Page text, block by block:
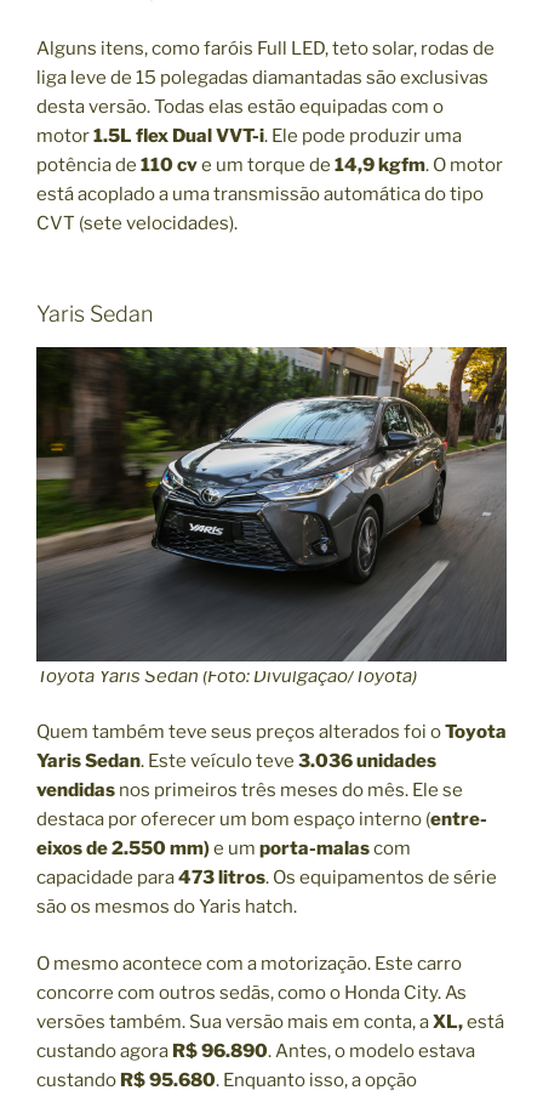
Alguns itens, como faróis Full LED, teto solar, rodas de
liga leve de 15 polegadas diamantadas são exclusivas
desta versão. Todas elas estão equipadas com o
motor1.5L flex Dual VVT-i. Ele pode produzir uma
potência de 110 cve um torque de 14,9 kgfm. O motor
está acoplado a uma transmissão automática do tipo
CVT (sete velocidades).
Yaris Sedan
Toyota Yaris Sedan (Foto: Divulgação/Toyota)
Quem também teve seus preços alterados foi oToyota
Yaris Sedan. Este veículo teve 3.036 unidades
vendidas nos primeiros três meses do mês. Ele se
destaca por oferecer um bom espaço interno (entre-
eixos de 2.550 mm)e um porta-malascom
capacidade para473 litros. Os equipamentos de série
são os mesmos do Yaris hatch.
O mesmo acontece com a motorização. Este carro
concorre com outros sedãs, como o Honda City. As
versões também. Sua versão mais em conta, aXL,está
custando agora R$ 96.890. Antes, o modelo estava
custando R$ 95.680. Enquanto isso, a opção